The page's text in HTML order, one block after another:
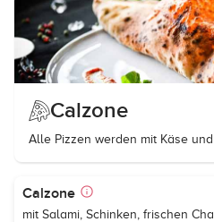
Calzone
Alle Pizzen werden mit Käse
Calzone
mit Salami, Schinken, frischen